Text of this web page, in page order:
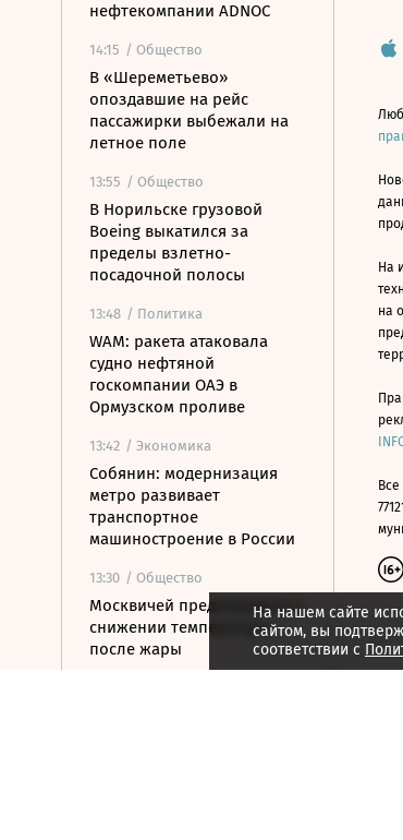
нефтекомпании ADNOC
14:15 / Общество
В «Шереметьево»
опоздавшие на рейс
пассажирки выбежали на
летное поле
13:55 / Общество
В Норильске грузовой
Boeing выкатился за
пределы взлетно-
посадочной полосы
13:48 / Политика
WAM: ракета атаковала
судно нефтяной
госкомпании ОАЭ в
Ормузском проливе
13:42 / Экономика
Собянин: модернизация
метро развивает
транспортное
машиностроение в России
13:30 / Общество
Москвичей предупредили о
снижении температуры
после жары
На нашем сайте
сайтом, вы
соответствии с
На
на